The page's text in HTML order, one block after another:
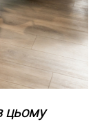
цьому